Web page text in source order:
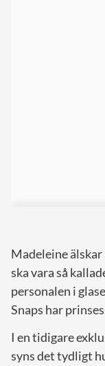
Madeleine
ska vara så
personalen i
Snaps har
I en tidigare
syns det tydligt